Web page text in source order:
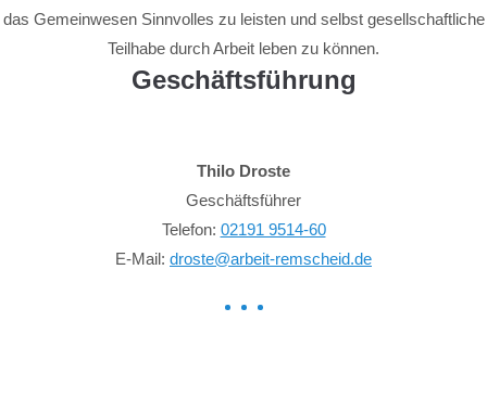
das Gemeinwesen Sinnvolles zu leisten und selbst gesellschaftliche
Teilhabe durch Arbeit leben zu können.
Geschäftsführung
Thilo Droste
Geschäftsführer
Telefon: 02191 9514-60
E-Mail: droste@arbeit-remscheid.de